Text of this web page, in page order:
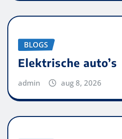
BLOGS
Elektrische auto’s
admin aug 8, 2026